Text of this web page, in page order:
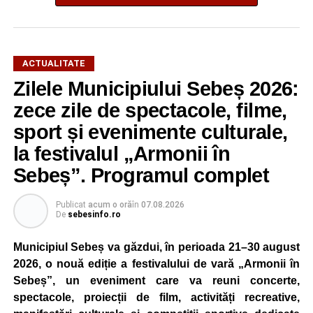
ACTUALITATE
Zilele Municipiului Sebeș 2026:
zece zile de spectacole, filme,
sport și evenimente culturale,
la festivalul „Armonii în
Sebeș”. Programul complet
Publicat acum o orăîn 07.08.2026
De sebesinfo.ro
Municipiul Sebeș va găzdui, în perioada 21–30 august
2026, o nouă ediție a festivalului de vară „Armonii în
Sebeș”, un eveniment care va reuni concerte,
spectacole, proiecții de film, activități recreative,